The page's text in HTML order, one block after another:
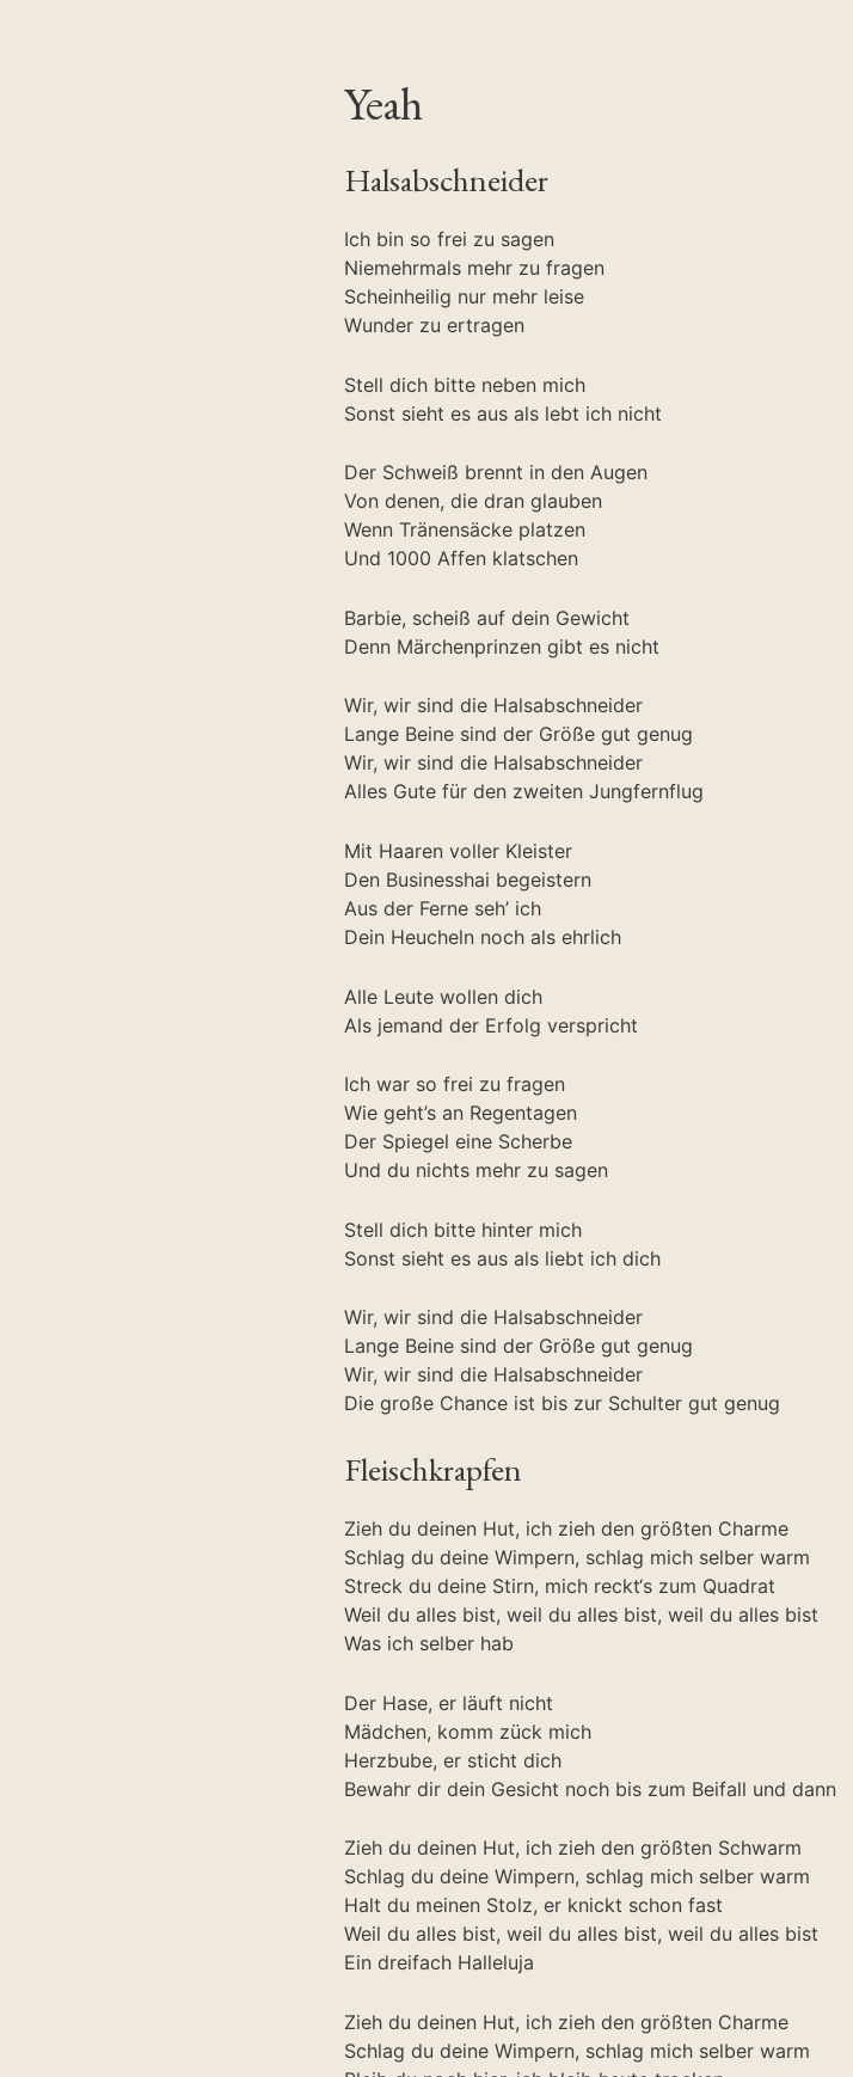
Yeah
Halsabschneider
Ich bin so frei zu sagen
Niemehrmals mehr zu fragen
Scheinheilig nur mehr leise
Wunder zu ertragen
Stell dich bitte neben mich
Sonst sieht es aus als lebt ich nicht
Der Schweiß brennt in den Augen
Von denen, die dran glauben
Wenn Tränensäcke platzen
Und 1000 Affen klatschen
Barbie, scheiß auf dein Gewicht
Denn Märchenprinzen gibt es nicht
Wir, wir sind die Halsabschneider
Lange Beine sind der Größe gut genug
Wir, wir sind die Halsabschneider
Alles Gute für den zweiten Jungfernflug
Mit Haaren voller Kleister
Den Businesshai begeistern
Aus der Ferne seh’ ich
Dein Heucheln noch als ehrlich
Alle Leute wollen dich
Als jemand der Erfolg verspricht
Ich war so frei zu fragen
Wie geht’s an Regentagen
Der Spiegel eine Scherbe
Und du nichts mehr zu sagen
Stell dich bitte hinter mich
Sonst sieht es aus als liebt ich dich
Wir, wir sind die Halsabschneider
Lange Beine sind der Größe gut genug
Wir, wir sind die Halsabschneider
Die große Chance ist bis zur Schulter gut genug
Fleischkrapfen
Zieh du deinen Hut, ich zieh den größten Charme
Schlag du deine Wimpern, schlag mich selber warm
Streck du deine Stirn, mich reckt‘s zum Quadrat
Weil du alles bist, weil du alles bist, weil du alles bist
Was ich selber hab
Der Hase, er läuft nicht
Mädchen, komm zück mich
Herzbube, er sticht dich
Bewahr dir dein Gesicht noch bis zum Beifall und dann
Zieh du deinen Hut, ich zieh den größten Schwarm
Schlag du deine Wimpern, schlag mich selber warm
Halt du meinen Stolz, er knickt schon fast
Weil du alles bist, weil du alles bist, weil du alles bist
Ein dreifach Halleluja
Zieh du deinen Hut, ich zieh den größten Charme
Schlag du deine Wimpern, schlag mich selber warm